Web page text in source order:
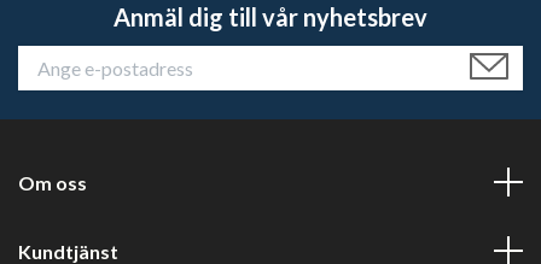
Anmäl dig till vår nyhetsbrev
Om oss
Kundtjänst